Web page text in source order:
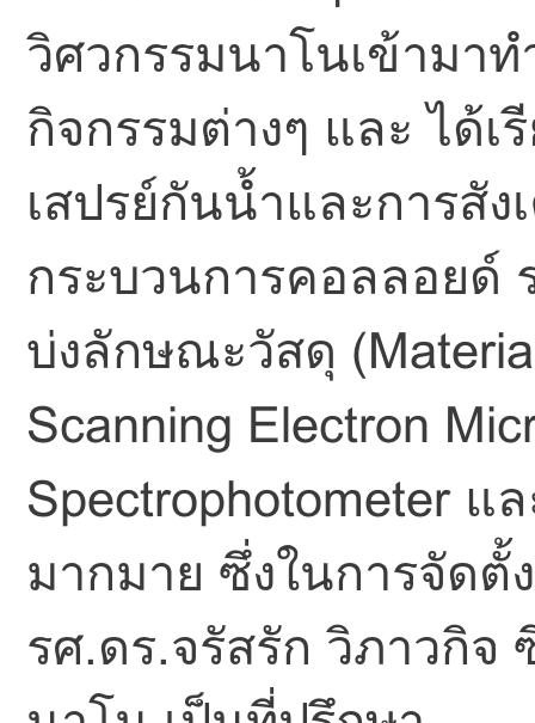
วิศวกรรมนาโนเข้ามา
กิจกรรมต่างๆ และ ได้
เสปรย์กันน้ำและการสั
กระบวนการคอลลอยด์
บ่งลักษณะวัสดุ
Scanning Electron
Spectrophotometer แ
มากมาย ซึ่งในการจัดตั้
รศ.ดร.จรัสรัก วิภาวกิจ